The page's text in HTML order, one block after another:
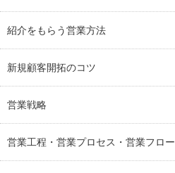
紹介をもらう営業方法
新規顧客開拓のコツ
営業戦略
営業工程・営業プロセス・営業フロー